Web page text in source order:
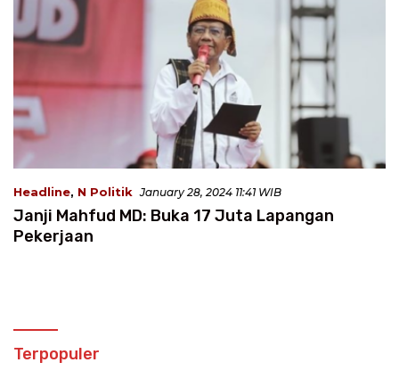
Headline, N Politik January 28, 2024 11:41 WIB
Janji Mahfud MD: Buka 17 Juta Lapangan
Pekerjaan
Terpopuler